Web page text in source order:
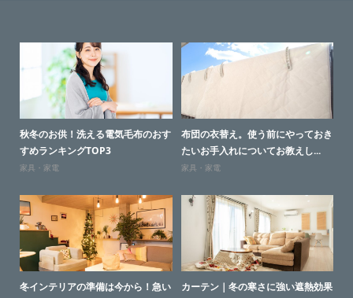
秋冬のお供！洗える電気毛布のおす
すめランキングTOP3
家具・家電
布団の衣替え。使う前にやっておき
たいお手入れについてお教えし...
家具・家電
冬インテリアの準備は今から！急い
カーテン｜冬の寒さに強い遮熱効果